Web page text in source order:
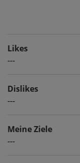
Likes
---
Dislikes
---
Meine Ziele
---